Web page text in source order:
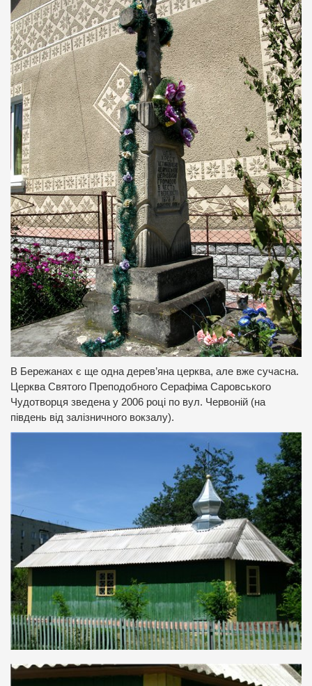
В Бережанах є ще одна дерев’яна церква, але вже сучасна.
Церква Святого Преподобного Серафіма Саровського
Чудотворця зведена у 2006 році по вул. Червоній (на
південь від залізничного вокзалу).